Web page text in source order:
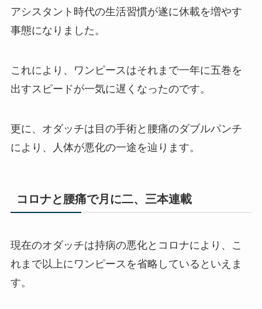
アシスタント時代の生活習慣が遂に休載を増やす
事態になりました。
これにより、ワンピースはそれまで一年に五巻を
出すスピードが一気に遅くなったのです。
更に、オダッチは目の手術と腰痛のダブルパンチ
により、人体が悪化の一途を辿ります。
コロナと腰痛で月に二、三本連載
現在のオダッチは持病の悪化とコロナにより、こ
れまで以上にワンピースを省略しているといえま
す。